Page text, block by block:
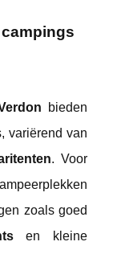
bieden
variërend van
. Voor
zoals goed
en kleine